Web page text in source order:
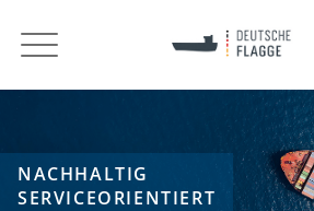
NACHHALTIG
SERVICEORIENTIERT